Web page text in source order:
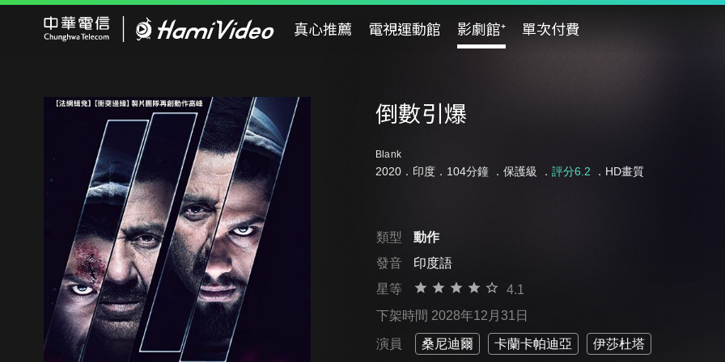
真心推薦 電視運動館 影劇館⁺ 單次付費
倒數引爆
Blank
2020．印度．104分鐘 ． 保護級 ． 評分6.2 ．HD畫質
類型
動作
發音
印度語
星等
4.1
下架時間 2028年12月31日
演員 桑尼迪爾 卡蘭卡帕迪亞 伊莎杜塔